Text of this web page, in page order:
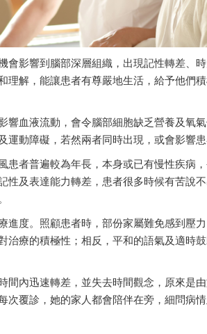
會影響到腦部深層組織，出現記性轉差、
解，能讓患者有尊嚴地生活，給予他們
響血液流動，會令腦部細胞缺乏營養及氧
動障礙，若然兩者同時出現，或會影響患
患者普遍較為年長，本身或已有慢性疾病
性及表達能力轉差，患者很多時候有苦說
進度。照顧患者時，部份家屬難免感到壓
治療的積極性；相反，平和的語氣及適時
間內迅速轉差，並失去時間觀念，原來是
次覆診，她的家人都會陪伴在旁，細問病